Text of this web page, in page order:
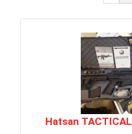
Hatsan TACTICAL